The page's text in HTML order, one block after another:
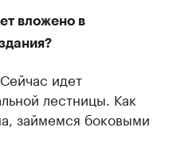
вложено в
идет
лестницы. Как
займемся боковыми